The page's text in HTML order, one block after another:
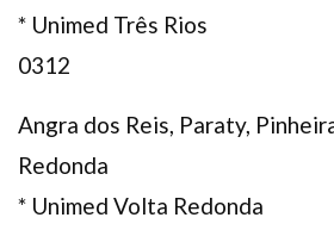
* Unimed Três Rios
0312
Angra dos Reis, Paraty,
Redonda
* Unimed Volta Redonda